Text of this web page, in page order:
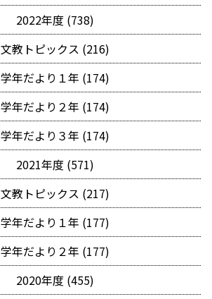
2022年度 (738)
文教トピックス (216)
学年だより１年 (174)
学年だより２年 (174)
学年だより３年 (174)
2021年度 (571)
文教トピックス (217)
学年だより１年 (177)
学年だより２年 (177)
2020年度 (455)